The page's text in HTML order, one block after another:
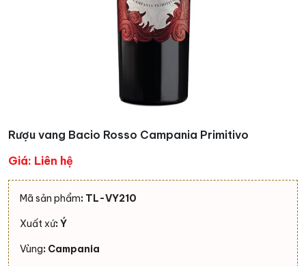
Rượu vang Bacio Rosso Campania Primitivo
Giá: Liên hệ
Mã sản phẩm: TL-VY210
Xuất xứ: Ý
Vùng: Campania